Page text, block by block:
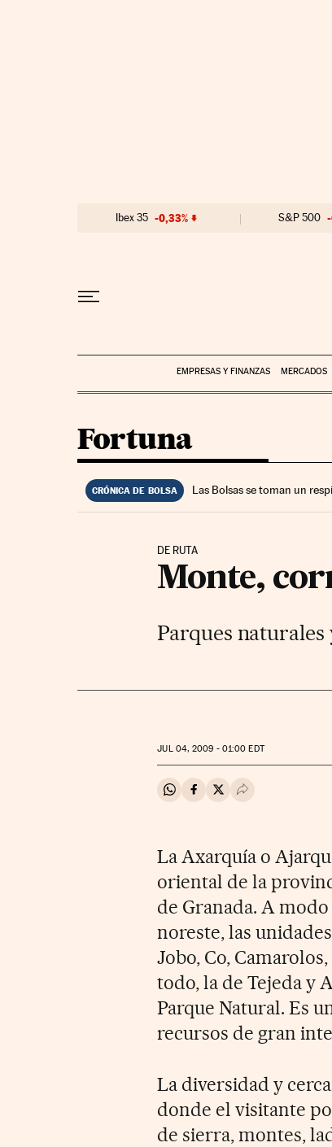
Ibex 35 -0,33% S&P 500
EMPRESAS Y FINANZAS MERCADOS
Fortuna
CRÓNICA DE BOLSA Las Bolsas se toman un
DE RUTA
Monte,
Parques naturales
JUL 04, 2009 - 01:00 EDT
Compartir en Whatsapp
Compartir en Facebook
Compartir en Twitter
Desplegar
La Axarquía o
oriental de la
de Granada. A
noreste, las
Jobo, Co,
todo, la de Tejeda y
Parque Natural. Es
recursos de gran
La diversidad y
donde el visitante
de sierra, montes,